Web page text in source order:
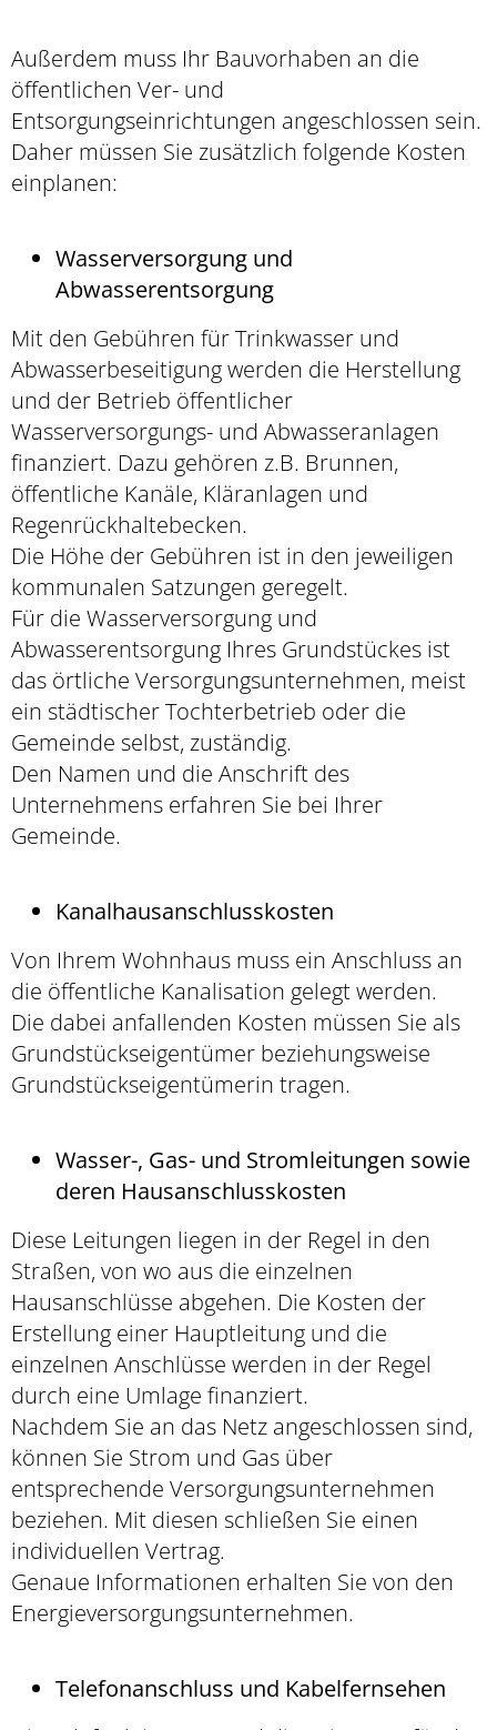
Außerdem muss Ihr Bauvorhaben an die
öffentlichen Ver- und
Entsorgungseinrichtungen angeschlossen sein.
Daher müssen Sie zusätzlich folgende Kosten
einplanen:
Wasserversorgung und
Abwasserentsorgung
Mit den Gebühren für Trinkwasser und
Abwasserbeseitigung werden die Herstellung
und der Betrieb öffentlicher
Wasserversorgungs- und Abwasseranlagen
finanziert. Dazu gehören z.B. Brunnen,
öffentliche Kanäle, Kläranlagen und
Regenrückhaltebecken.
Die Höhe der Gebühren ist in den jeweiligen
kommunalen Satzungen geregelt.
Für die Wasserversorgung und
Abwasserentsorgung Ihres Grundstückes ist
das örtliche Versorgungsunternehmen, meist
ein städtischer Tochterbetrieb oder die
Gemeinde selbst, zuständig.
Den Namen und die Anschrift des
Unternehmens erfahren Sie bei Ihrer
Gemeinde.
Kanalhausanschlusskosten
Von Ihrem Wohnhaus muss ein Anschluss an
die öffentliche Kanalisation gelegt werden.
Die dabei anfallenden Kosten müssen Sie als
Grundstückseigentümer beziehungsweise
Grundstückseigentümerin tragen.
Wasser-, Gas- und Stromleitungen sowie
deren Hausanschlusskosten
Diese Leitungen liegen in der Regel in den
Straßen, von wo aus die einzelnen
Hausanschlüsse abgehen. Die Kosten der
Erstellung einer Hauptleitung und die
einzelnen Anschlüsse werden in der Regel
durch eine Umlage finanziert.
Nachdem Sie an das Netz angeschlossen sind,
können Sie Strom und Gas über
entsprechende Versorgungsunternehmen
beziehen. Mit diesen schließen Sie einen
individuellen Vertrag.
Genaue Informationen erhalten Sie von den
Energieversorgungsunternehmen.
Telefonanschluss und Kabelfernsehen